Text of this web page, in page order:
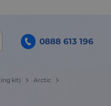
0888 613 196
kit)
Arctic